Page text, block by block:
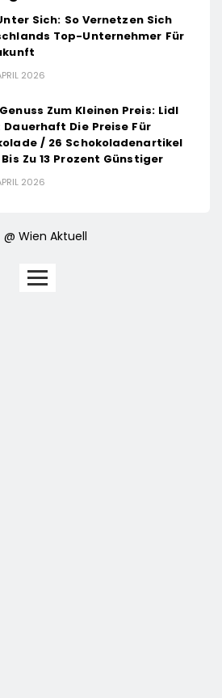
Sich: So Vernetzen Sich
Top-Unternehmer Für
2026
Zum Kleinen Preis: Lidl
Dauerhaft Die Preise Für
/ 26 Schokoladenartikel
Zu 13 Prozent Günstiger
2026
@ Wien Aktuell